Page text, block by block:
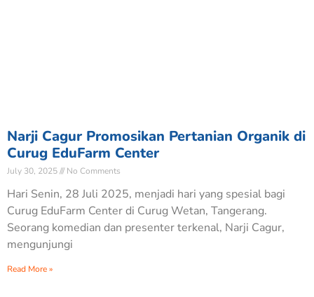
Narji Cagur Promosikan Pertanian Organik di
Curug EduFarm Center
July 30, 2025 No Comments
Hari Senin, 28 Juli 2025, menjadi hari yang spesial bagi
Curug EduFarm Center di Curug Wetan, Tangerang.
Seorang komedian dan presenter terkenal, Narji Cagur,
mengunjungi
Read More »